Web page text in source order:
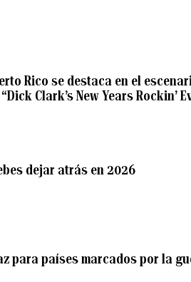
Rico se destaca en el
Clark’s New Years Rockin’
dejar atrás en 2026
para países marcados por la